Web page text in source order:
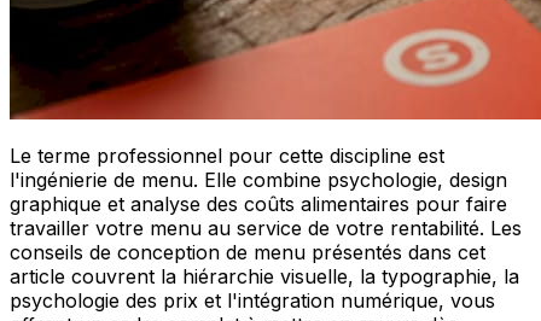
Le terme professionnel pour cette discipline est
l'ingénierie de menu. Elle combine psychologie, design
graphique et analyse des coûts alimentaires pour faire
travailler votre menu au service de votre rentabilité. Les
conseils de conception de menu présentés dans cet
article couvrent la hiérarchie visuelle, la typographie, la
psychologie des prix et l'intégration numérique, vous